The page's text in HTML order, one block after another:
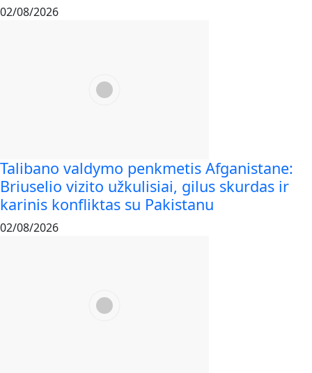
02/08/2026
Talibano valdymo penkmetis Afganistane:
Briuselio vizito užkulisiai, gilus skurdas ir
karinis konfliktas su Pakistanu
02/08/2026